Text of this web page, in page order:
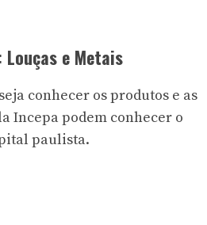
Louças e Metais
conhecer os produtos e as
Incepa podem conhecer o
paulista.